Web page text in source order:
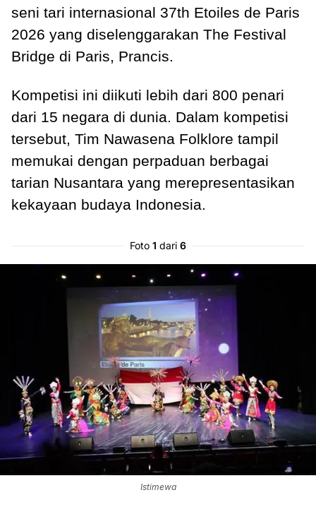
seni tari internasional 37th Etoiles de Paris
2026 yang diselenggarakan The Festival
Bridge di Paris, Prancis.
Kompetisi ini diikuti lebih dari 800 penari
dari 15 negara di dunia. Dalam kompetisi
tersebut, Tim Nawasena Folklore tampil
memukai dengan perpaduan berbagai
tarian Nusantara yang merepresentasikan
kekayaan budaya Indonesia.
Foto 1 dari 6
Istimewa